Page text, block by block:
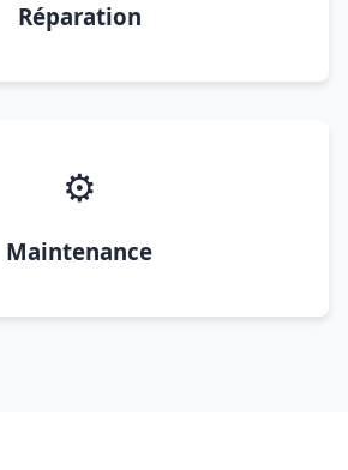
Réparation
⚙️
Maintenance